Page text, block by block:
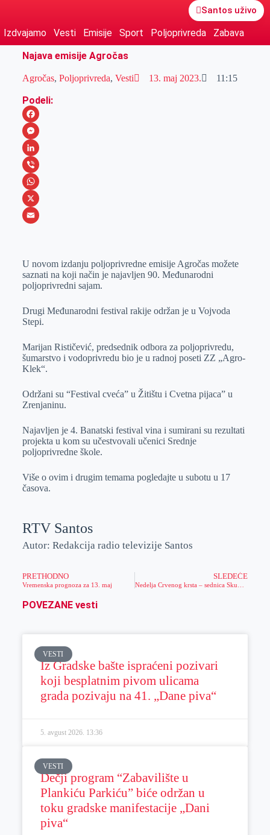
Santos uživo
Izdvajamo Vesti Emisije Sport Poljoprivreda
Zabava
Najava emisije Agročas
Agročas, Poljoprivreda, Vesti 13. maj 2023. 11:15
Podeli:
F
a
c
e
b
o
M
e
s
s
e
e
r
L
i
n
k
I
n
V
i
b
W
h
s
A
p
X
a
i
U novom izdanju poljoprivredne emisije Agročas možete
saznati na koji način je najavljen 90. Međunarodni
poljoprivredni sajam.
Drugi Međunarodni festival rakije održan je u Vojvoda
Stepi.
Marijan Rističević, predsednik odbora za poljoprivredu,
šumarstvo i vodoprivredu bio je u radnoj poseti ZZ „Agro-
Klek“.
Održani su “Festival cveća” u Žitištu i Cvetna pijaca” u
Zrenjaninu.
Najavljen je 4. Banatski festival vina i sumirani su rezultati
projekta u kom su učestvovali učenici Srednje
poljoprivredne škole.
Više o ovim i drugim temama pogledajte u subotu u 17
časova.
RTV Santos
Autor: Redakcija radio televizije Santos
PRETHODNO
Vremenska prognoza za 13. maj
SLEDEĆE
POVEZANE vesti
VESTI
Iz Gradske bašte ispraćeni pozivari
koji besplatnim pivom ulicama
grada pozivaju na 41. „Dane piva“
5. avgust 2026. 13:36
VESTI
Dečji program “Zabavilište u
Plankiću Parkiću” biće održan u
toku gradske manifestacije „Dani
piva“